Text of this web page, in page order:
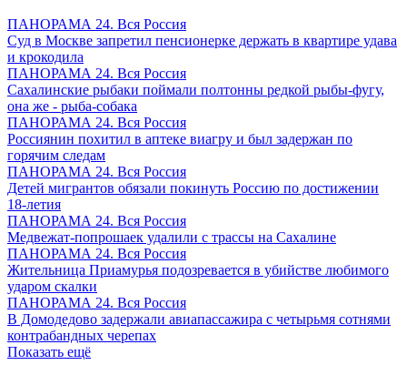
ПАНОРАМА 24. Вся Россия
Суд в Москве запретил пенсионерке держать в квартире удава
и крокодила
ПАНОРАМА 24. Вся Россия
Сахалинские рыбаки поймали полтонны редкой рыбы-фугу,
она же - рыба-собака
ПАНОРАМА 24. Вся Россия
Россиянин похитил в аптеке виагру и был задержан по
горячим следам
ПАНОРАМА 24. Вся Россия
Детей мигрантов обязали покинуть Россию по достижении
18-летия
ПАНОРАМА 24. Вся Россия
Медвежат-попрошаек удалили с трассы на Сахалине
ПАНОРАМА 24. Вся Россия
Жительница Приамурья подозревается в убийстве любимого
ударом скалки
ПАНОРАМА 24. Вся Россия
В Домодедово задержали авиапассажира с четырьмя сотнями
контрабандных черепах
Показать ещё